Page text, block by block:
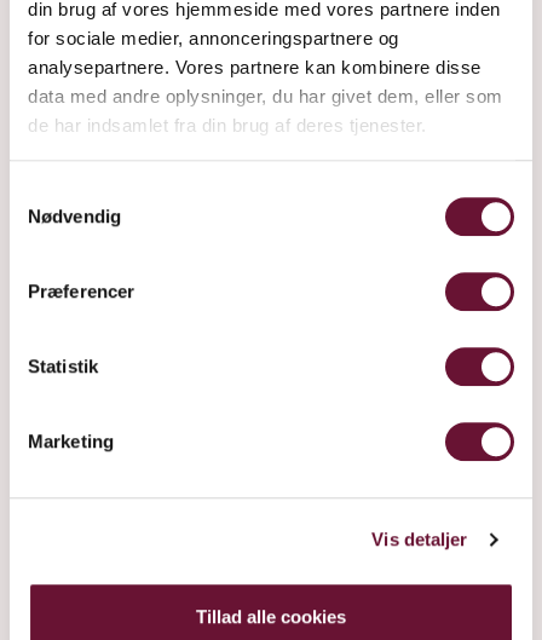
din brug af vores hjemmeside med vores partnere inden
for sociale medier, annonceringspartnere og
analysepartnere. Vores partnere kan kombinere disse
data med andre oplysninger, du har givet dem, eller som
de har indsamlet fra din brug af deres tjenester.
Nødvendig
Præferencer
Statistik
Marketing
Vis detaljer
Tillad alle cookies